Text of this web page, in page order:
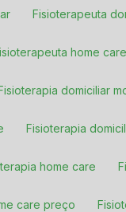
Fisioterapeuta
Fisioterapeuta home care
Fisioterapia domiciliar
Fisioterapia
home care
care preço